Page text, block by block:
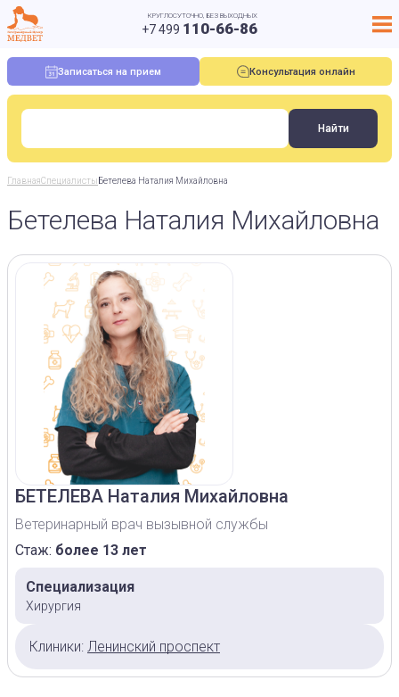
КРУГЛОСУТОЧНО, БЕЗ ВЫХОДНЫХ
+7 499 110-66-86
Записаться на прием Консультация онлайн
ГлавнаяСпециалисты Бетелева Наталия Михайловна
Бетелева Наталия Михайловна
БЕТЕЛЕВА Наталия Михайловна
Ветеринарный врач вызывной службы
Стаж: более 13 лет
Специализация
Хирургия
Клиники: Ленинский проспект